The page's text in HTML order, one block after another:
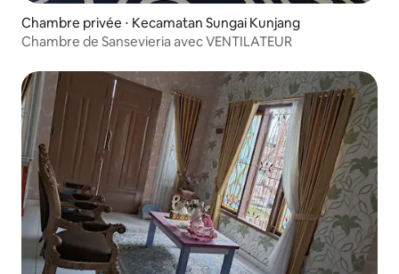
Chambre privée ⋅ Kecamatan Sungai Kunjang
Chambre de Sansevieria avec VENTILATEUR